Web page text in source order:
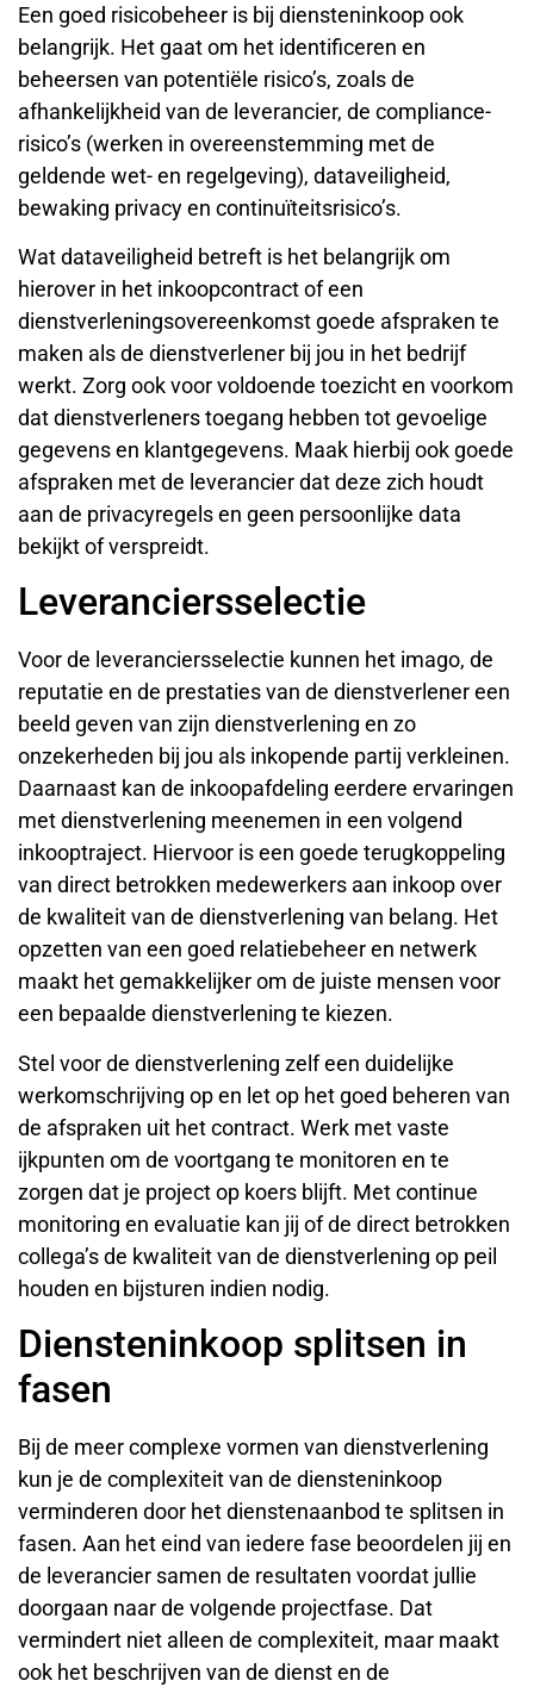
Een goed risicobeheer is bij diensteninkoop ook
belangrijk. Het gaat om het identificeren en
beheersen van potentiële risico’s, zoals de
afhankelijkheid van de leverancier, de compliance-
risico’s (werken in overeenstemming met de
geldende wet- en regelgeving), dataveiligheid,
bewaking privacy en continuïteitsrisico’s.
Wat dataveiligheid betreft is het belangrijk om
hierover in het inkoopcontract of een
dienstverleningsovereenkomst goede afspraken te
maken als de dienstverlener bij jou in het bedrijf
werkt. Zorg ook voor voldoende toezicht en voorkom
dat dienstverleners toegang hebben tot gevoelige
gegevens en klantgegevens. Maak hierbij ook goede
afspraken met de leverancier dat deze zich houdt
aan de privacyregels en geen persoonlijke data
bekijkt of verspreidt.
Leveranciersselectie
Voor de leveranciersselectie kunnen het imago, de
reputatie en de prestaties van de dienstverlener een
beeld geven van zijn dienstverlening en zo
onzekerheden bij jou als inkopende partij verkleinen.
Daarnaast kan de inkoopafdeling eerdere ervaringen
met dienstverlening meenemen in een volgend
inkooptraject. Hiervoor is een goede terugkoppeling
van direct betrokken medewerkers aan inkoop over
de kwaliteit van de dienstverlening van belang. Het
opzetten van een goed relatiebeheer en netwerk
maakt het gemakkelijker om de juiste mensen voor
een bepaalde dienstverlening te kiezen.
Stel voor de dienstverlening zelf een duidelijke
werkomschrijving op en let op het goed beheren van
de afspraken uit het contract. Werk met vaste
ijkpunten om de voortgang te monitoren en te
zorgen dat je project op koers blijft. Met continue
monitoring en evaluatie kan jij of de direct betrokken
collega’s de kwaliteit van de dienstverlening op peil
houden en bijsturen indien nodig.
Diensteninkoop splitsen in
fasen
Bij de meer complexe vormen van dienstverlening
kun je de complexiteit van de diensteninkoop
verminderen door het dienstenaanbod te splitsen in
fasen. Aan het eind van iedere fase beoordelen jij en
de leverancier samen de resultaten voordat jullie
doorgaan naar de volgende projectfase. Dat
vermindert niet alleen de complexiteit, maar maakt
ook het beschrijven van de dienst en de